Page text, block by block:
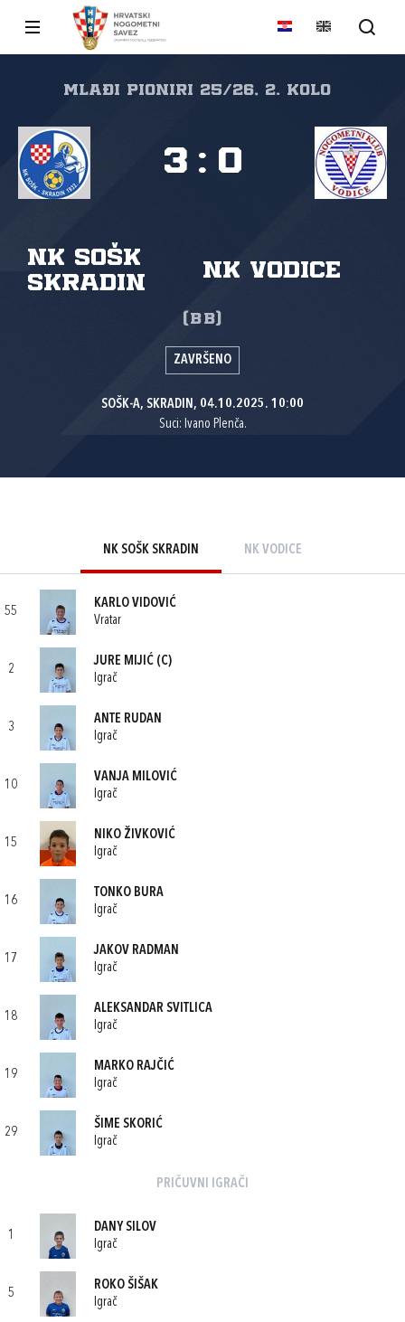
Mlađi pioniri 25/26, 2. kolo
NK SOŠK
Skradin
NK Vodice
3 : 0
(BB)
ZAVRŠENO
SOŠK-A, SKRADIN, 04.10.2025. 10:00
Suci: Ivano Plenča.
NK SOŠK SKRADIN NK VODICE
55
KARLO VIDOVIĆ
Vratar
2
JURE MIJIĆ (C)
Igrač
3
ANTE RUDAN
Igrač
10
VANJA MILOVIĆ
Igrač
15
NIKO ŽIVKOVIĆ
Igrač
16
TONKO BURA
Igrač
17
JAKOV RADMAN
Igrač
18
ALEKSANDAR SVITLICA
Igrač
19
MARKO RAJČIĆ
Igrač
29
ŠIME SKORIĆ
Igrač
PRIČUVNI IGRAČI
1
DANY SILOV
Igrač
5
ROKO ŠIŠAK
Igrač